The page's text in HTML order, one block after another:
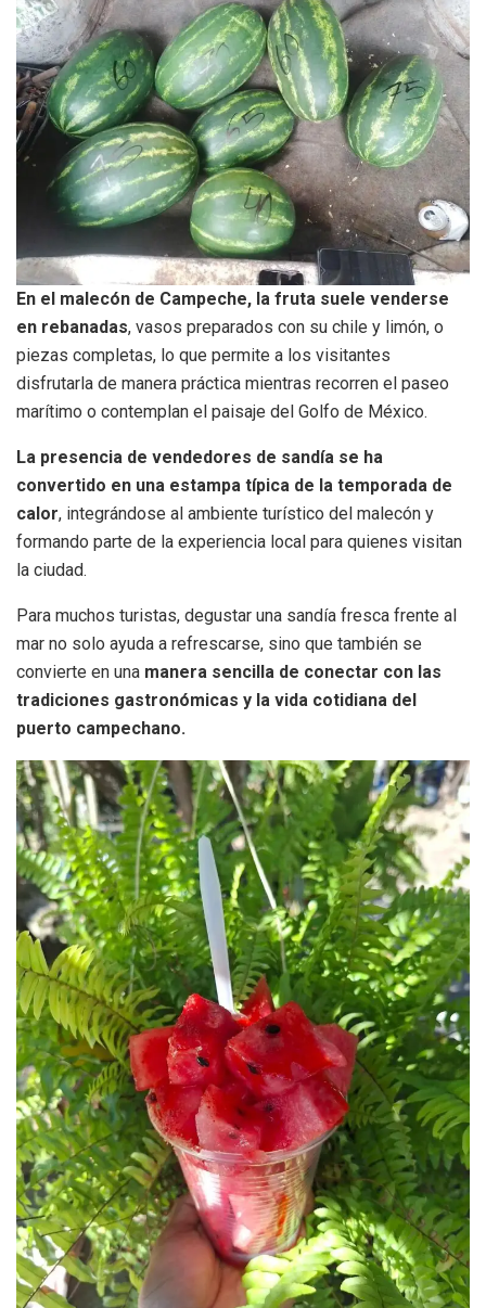
En el malecón de Campeche, la fruta suele venderse
en rebanadas, vasos preparados con su chile y limón, o
piezas completas, lo que permite a los visitantes
disfrutarla de manera práctica mientras recorren el paseo
marítimo o contemplan el paisaje del Golfo de México.
La presencia de vendedores de sandía se ha
convertido en una estampa típica de la temporada de
calor, integrándose al ambiente turístico del malecón y
formando parte de la experiencia local para quienes visitan
la ciudad.
Para muchos turistas, degustar una sandía fresca frente al
mar no solo ayuda a refrescarse, sino que también se
convierte en una manera sencilla de conectar con las
tradiciones gastronómicas y la vida cotidiana del
puerto campechano.